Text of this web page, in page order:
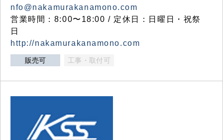
nfo@nakamurakanamono.com
営業時間：8:00〜18:00 / 定休日：日曜日・祝祭
日
http://nakamurakanamono.com
販売可 工事・取付可